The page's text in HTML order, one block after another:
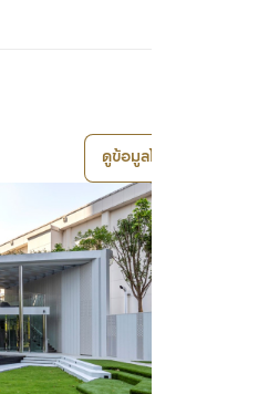
ดูข้อมูลโครงการ